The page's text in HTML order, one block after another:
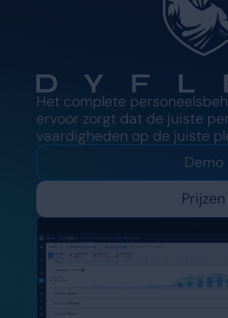
Het complete
ervoor zorgt dat de juiste
vaardigheden op de juiste
Demo
Prijzen